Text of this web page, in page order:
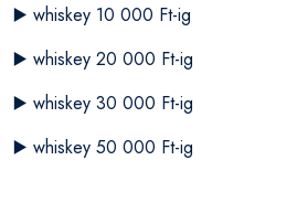
▶️ whiskey 10 000 Ft-ig
▶️ whiskey 20 000 Ft-ig
▶️ whiskey 30 000 Ft-ig
▶️ whiskey 50 000 Ft-ig